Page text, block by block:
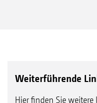
Weiterführende
Hier finden Sie